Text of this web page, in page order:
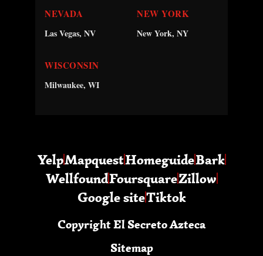
NEVADA
Las Vegas, NV
NEW YORK
New York, NY
WISCONSIN
Milwaukee, WI
YelpMapquestHomeguideBark
WellfoundFoursquareZillow
Google siteTiktok
Copyright El Secreto Azteca
Sitemap